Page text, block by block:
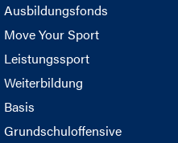
Ausbildungsfonds
Move Your Sport
Leistungssport
Weiterbildung
Basis
Grundschuloffensive